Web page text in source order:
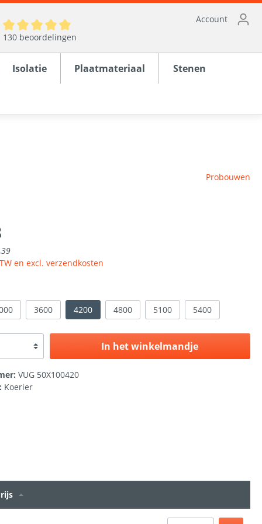
130 beoordelingen
Account
Isolatie Plaatmateriaal Stenen
Probouwen
en excl. verzendkosten
3600 4200 4800 5100 5400
In het winkelmandje
VUG 50X100420
Koerier